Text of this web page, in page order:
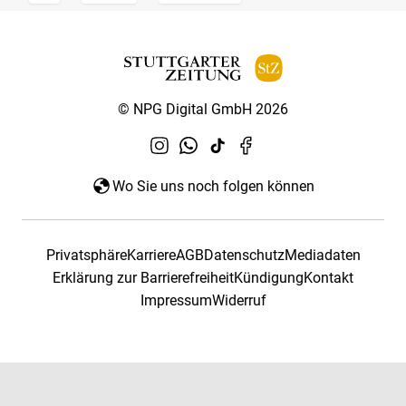
© NPG Digital GmbH 2026
Wo Sie uns noch folgen können
PrivatsphäreKarriereAGBDatenschutzMediadaten
Erklärung zur BarrierefreiheitKündigungKontakt
ImpressumWiderruf